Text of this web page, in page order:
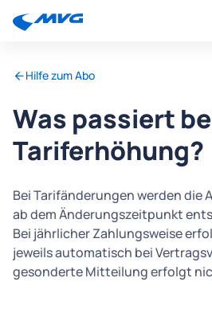
Hilfe zum Abo
Was passiert
Tariferhöhung?
Bei Tarifänderungen werden die
ab dem Änderungszeitpunkt
Bei jährlicher Zahlungsweise
jeweils automatisch bei
gesonderte Mitteilung erfolgt